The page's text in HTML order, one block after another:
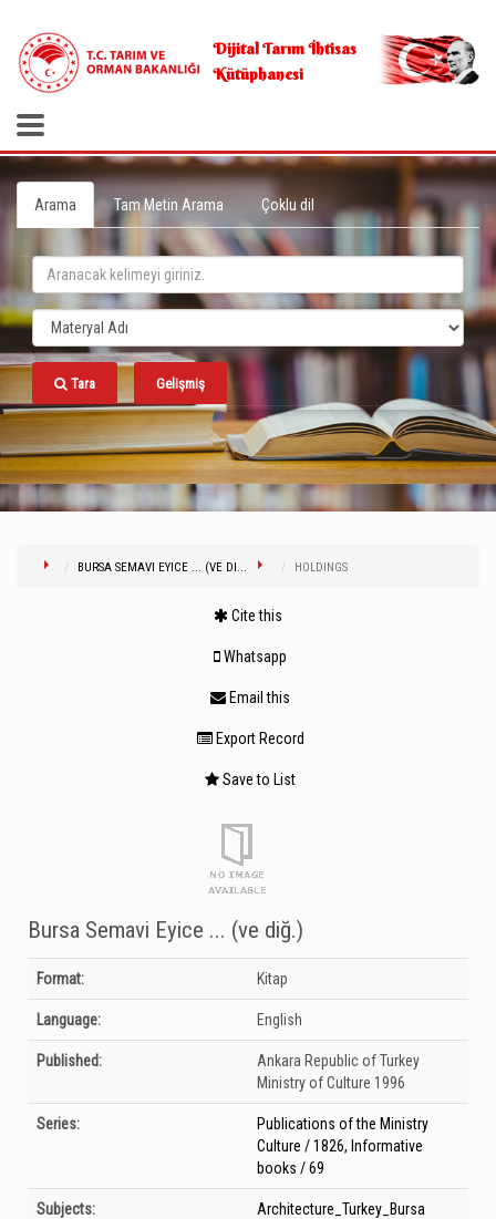
Dijital Tarım İhtisas
Kütüphanesi
Arama Tam Metin Arama Çoklu dil
Tara Gelişmiş
BURSA SEMAVI EYICE ... (VE DI... HOLDINGS
Cite this
Whatsapp
Email this
Export Record
Save to List
Bursa Semavi Eyice ... (ve diğ.)
Bibliographic Details
Format: Kitap
Language: English
Published: Ankara Republic of Turkey
Ministry of Culture 1996
Series:
Publications of the Ministry
Culture / 1826, Informative
books / 69
Subjects:
Architecture_Turkey_Bursa